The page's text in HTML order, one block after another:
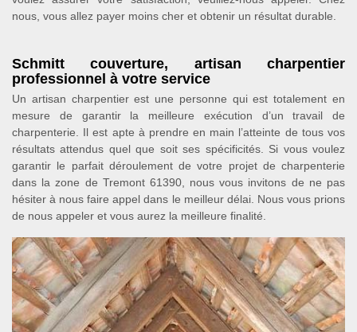
nous, vous allez payer moins cher et obtenir un résultat durable.
Schmitt couverture, artisan charpentier
professionnel à votre service
Un artisan charpentier est une personne qui est totalement en
mesure de garantir la meilleure exécution d’un travail de
charpenterie. Il est apte à prendre en main l’atteinte de tous vos
résultats attendus quel que soit ses spécificités. Si vous voulez
garantir le parfait déroulement de votre projet de charpenterie
dans la zone de Tremont 61390, nous vous invitons de ne pas
hésiter à nous faire appel dans le meilleur délai. Nous vous prions
de nous appeler et vous aurez la meilleure finalité.